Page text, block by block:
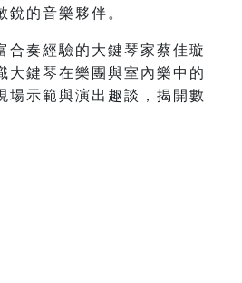
銳的音樂夥伴。
合奏經驗的大鍵琴家蔡佳璇
大鍵琴在樂團與室內樂中的
場示範與演出趣談，揭開數